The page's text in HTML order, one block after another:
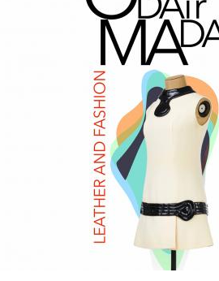
31
2026 (XXIII festivalis)
2025 (XXII festivalis)
2024 (XXI festivalis)
2023 (XX festivalis)
2022 (XIX festivalis)
2021 (XVIII festivalis)